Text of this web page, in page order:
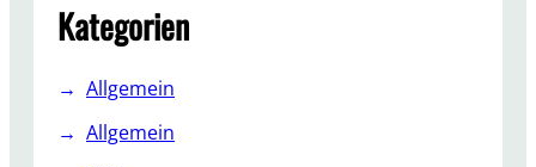
Kategorien
Allgemein
Allgemein